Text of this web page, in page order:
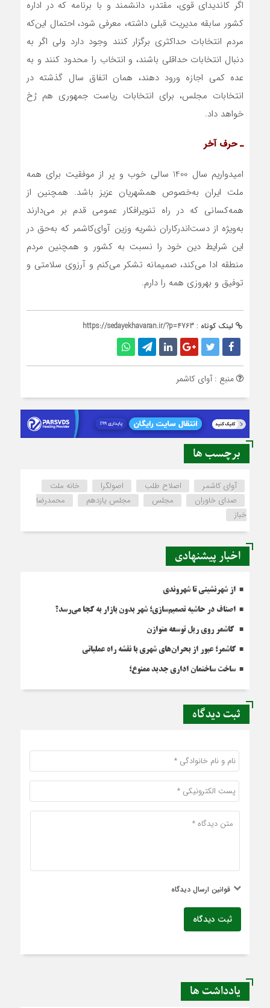
اگر کاندیدای قوی، مقتدر، دانشمند و با برنامه که در اداره
کشور سابقه مدیریت قبلی داشته، معرفی شود، احتمال این‌که
مردم انتخابات حداکثری برگزار کنند وجود دارد ولی اگر به
دنبال انتخابات حداقلی‌ باشند، و انتخاب را محدود کنند و به
عده کمی اجازه ورود دهند، همان اتفاق سال گذشته در
انتخابات مجلس، برای انتخابات ریاست جمهوری هم رُخ
خواهد داد.
ـ حرف آخر
امیدواریم سال 1400 سالی خوب و پر از موفقیت برای همه
ملت ایران به‌خصوص همشهریان عزیز باشد. هم‏چنین از
همه‌کسانی که در راه تنویرافکار عمومی قدم بر می‌دارند
به‌ویژه از دست‌اندرکاران نشریه وزین آوای‌کاشمر که به‌حق در
این شرایط دین خود را نسبت به کشور و همچنین مردم
منطقه ادا می‌کند، صمیمانه تشکر می‌کنم و آرزوی سلامتی و
توفیق و بهروزی همه را دارم.
لینک کوتاه : https://sedayekhavaran.ir/?p=4763
منبع : آوای کاشمر
برچسب ها
آوای کاشمر اصلاح طلب اصولگرا
خانه ملت
صدای خاوران
مجلس مجلس یازدهم
محمدرضا
خباز
اخبار پیشنهادی
از شهرنشینی تا شهروندی
اصناف در حاشیه تصمیم‌سازی؛ شهر بدون بازار به کجا می‌رسد؟
کاشمر روی ریل توسعه متوازن
کاشمر؛ عبور از بحران‌های شهری با نقشه راه عملیاتی
ساخت ساختمان اداری جدید ممنوع؛
ثبت دیدگاه
قوانین ارسال دیدگاه
ثبت دیدگاه
یادداشت ها